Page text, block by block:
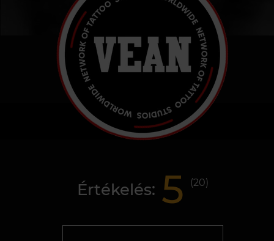
Értékelés: 5 (20)